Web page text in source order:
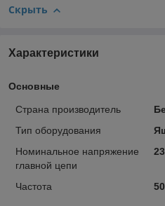
Скрыть
Характеристики
Основные
Страна производитель
Тип оборудования
Номинальное напряжение
главной цепи
Частота